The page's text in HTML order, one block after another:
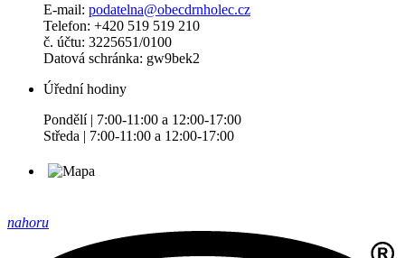
E-mail: podatelna@obecdrnholec.cz
Telefon: +420 519 519 210
č. účtu: 3225651/0100
Datová schránka: gw9bek2
Úřední hodiny
Pondělí | 7:00-11:00 a 12:00-17:00
Středa | 7:00-11:00 a 12:00-17:00
nahoru